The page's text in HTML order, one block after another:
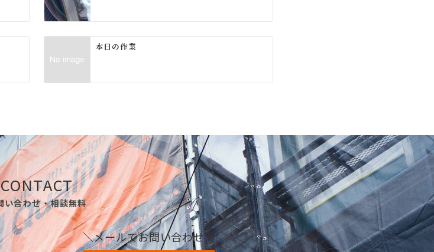
本日の作業
CONTACT
い合わせ・相談無料
＼メールでお問い合わせ／